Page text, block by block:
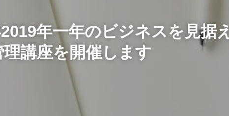
年一年のビジネスを見据え
講座を開催します